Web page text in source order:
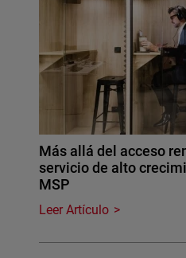
Más allá del acceso
servicio de alto
MSP
Leer Artículo